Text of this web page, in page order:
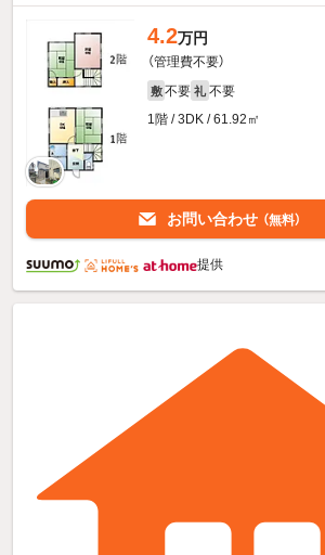
4.2万円
（管理費不要）
敷 不要 礼 不要
1階 / 3DK / 61.92㎡
お問い合わせ （無料）
提供